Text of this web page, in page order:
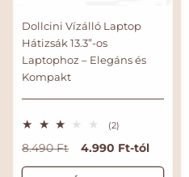
Dollcini Vízálló Laptop
Hátizsák 13.3”-os
Laptophoz – Elegáns és
Kompakt
(2)2
s
z
N
o
8.490 Ft
A
k
4.990 Ft-tól